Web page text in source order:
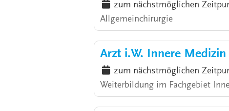
zum nächstmöglichen
Allgemeinchirurgie
Arzt i.W. Innere
zum nächstmöglichen
Weiterbildung im Fachgebiet